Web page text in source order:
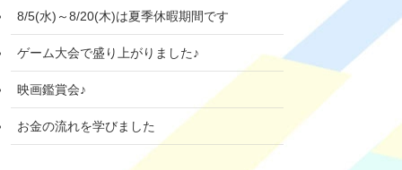
8/5(水)～8/20(木)は夏季休暇期間です
ゲーム大会で盛り上がりました♪
映画鑑賞会♪
お金の流れを学びました